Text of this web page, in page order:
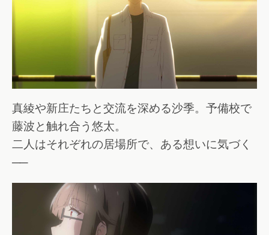
真綾や新庄たちと交流を深める沙季。予備校で
藤波と触れ合う悠太。
二人はそれぞれの居場所で、ある想いに気づく
──